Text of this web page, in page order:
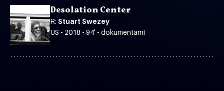
Desolation Center
R: Stuart Swezey
US • 2018 • 94' • dokumentarni